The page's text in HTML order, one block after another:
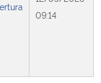
09:14